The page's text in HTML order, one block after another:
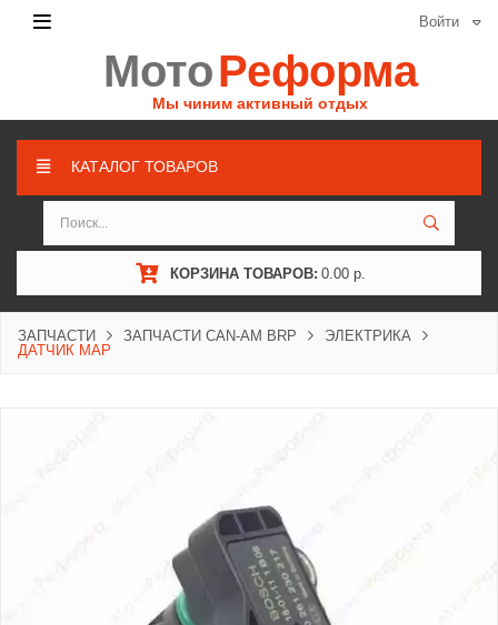
Войти
МотоРеформа
Мы чиним активный отдых
КАТАЛОГ ТОВАРОВ
КОРЗИНА ТОВАРОВ: 0.00 р.
ЗАПЧАСТИ ЗАПЧАСТИ CAN-AM BRP
ЭЛЕКТРИКА
ДАТЧИК MAP